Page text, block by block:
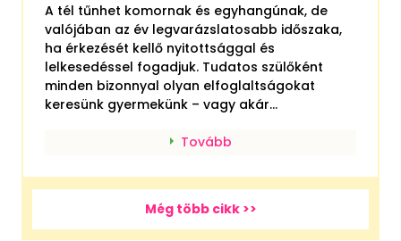
A tél tűnhet komornak és egyhangúnak, de
valójában az év legvarázslatosabb időszaka,
ha érkezését kellő nyitottsággal és
lelkesedéssel fogadjuk. Tudatos szülőként
minden bizonnyal olyan elfoglaltságokat
keresünk gyermekünk – vagy akár...
Tovább
Még több cikk >>